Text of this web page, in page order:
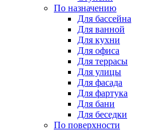
По назначению
Для бассейна
Для ванной
Для кухни
Для офиса
Для террасы
Для улицы
Для фасада
Для фартука
Для бани
Для беседки
По поверхности